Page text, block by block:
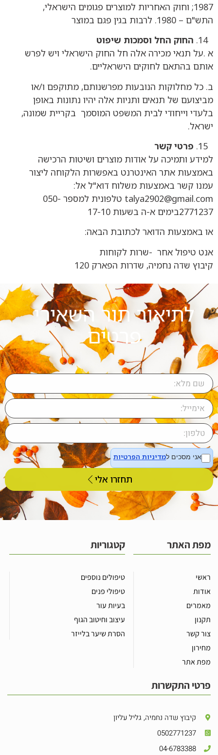
1987; וחוק האחריות למוצרים פגומים הישראלי,
התש"ם – 1980. לרבות בגין פגם במוצר
החוק החל וסמכות שיפוט
א .על תנאי מכירה אלה חל החוק הישראלי ויש לפרש
אותם בהתאם לחוקים הישראליים.
ב. כל מחלוקות הנובעות מפרשנותם, מתוקפם ו/או
מביצועם של תנאים ותניות אלה יהיו נתונות באופן
בלעדי וייחודי לבית המשפט המוסמך בקריית שמונה,
ישראל.
פרטי קשר
למידע ותמיכה על אודות מוצרים ושיטות הרכישה
באמצעות אתר האינטרנט באפשרות הלקוחה ליצור
עמנו קשר באמצעות משלוח דוא"ל אל:
talya2902@gmail.com טלפונית למספר 050-
2771237בימים א-ה בשעות 17-10
או באמצעות הדואר לכתובת הבאה:
אנט טיפול אחר -שרות לקוחות
קיבוץ שדה נחמיה, שדרות הפארק 120
לתיאור תור השאירי
פרטים
אני מסכים למדיניות הפרטיות
תחזרו אלי
מפת האתר
ראשי
אודות
מאמרים
תקנון
צור קשר
מחירון
מפת אתר
קטגוריות
טיפולים נוספים
טיפולי פנים
בעיות עור
עיצוב וחיטוב הגוף
הסרת שיער בלייזר
פרטי התקשרות
קיבוץ שדה נחמיה, גליל עליון
0502771237
04-6783388